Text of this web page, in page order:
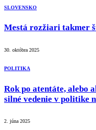
SLOVENSKO
Mestá rozžiari takmer
30. októbra 2025
POLITIKA
Rok po atentáte, alebo
silné vedenie v politike
2. júna 2025